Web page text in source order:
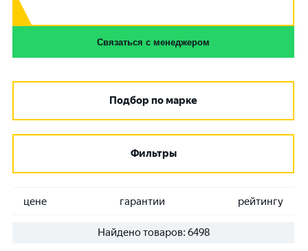
Связаться с менеджером
Подбор по марке
Фильтры
цене гарантии рейтингу
Найдено товаров: 6498